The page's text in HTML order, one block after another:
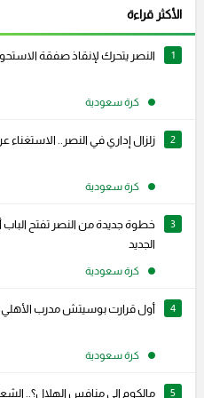
الأكثر قراءة
1 النصر يتحرك لإنقاذ صفقة
كرة سعودية
2 زلزال إداري في النصر.. الاستغناء
كرة سعودية
3
خطوة جديدة من النصر تفتح الباب
الجديد
كرة سعودية
4 أول قرارت بوسيتش مدرب الأهلي
كرة سعودية
5 مالكوم إلى منافس الهلال؟..